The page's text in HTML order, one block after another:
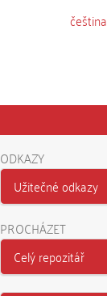
čeština
ODKAZY
Užitečné odkazy
PROCHÁZET
Celý repozitář